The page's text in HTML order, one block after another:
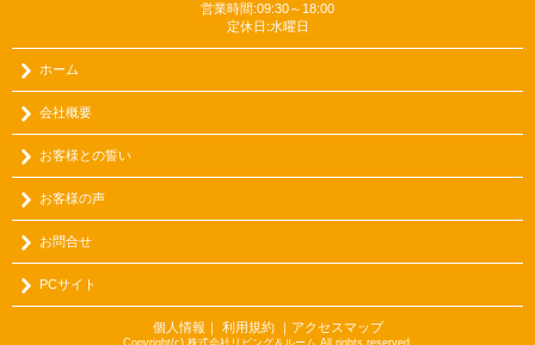
営業時間:09:30～18:00
定休日:水曜日
ホーム
会社概要
お客様との誓い
お客様の声
お問合せ
PCサイト
個人情報 利用規約｜ アクセスマップ